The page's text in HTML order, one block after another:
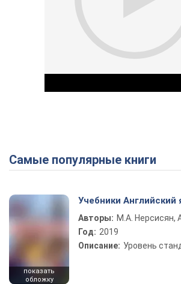
Play
Самые популярные книги
показать
обложку
Учебники Английский
Авторы: М.А. Нерсисян,
Год: 2019
Описание: Уровень